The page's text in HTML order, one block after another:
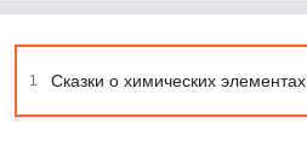
1 Сказки о химических элементах